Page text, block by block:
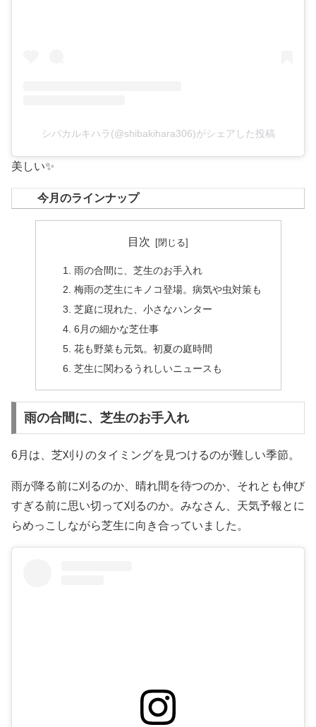
シバカルキハラ(@shibakihara306)がシェアした投稿
美しい✨
今月のラインナップ
目次
雨の合間に、芝生のお手入れ
梅雨の芝生にキノコ登場。病気や虫対策も
芝庭に現れた、小さなハンター
6月の細かな芝仕事
花も野菜も元気。初夏の庭時間
芝生に関わるうれしいニュースも
雨の合間に、芝生のお手入れ
6月は、芝刈りのタイミングを見つけるのが難しい季節。
雨が降る前に刈るのか、晴れ間を待つのか、それとも伸び
すぎる前に思い切って刈るのか。みなさん、天気予報とに
らめっこしながら芝生に向き合っていました。